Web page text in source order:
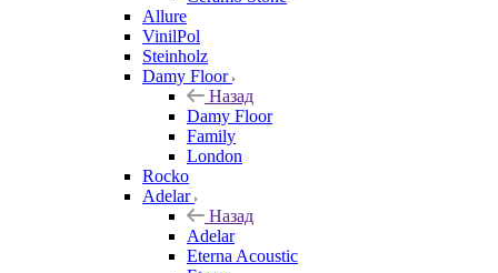
Allure
VinilPol
Steinholz
Damy Floor
Назад
Damy Floor
Family
London
Rocko
Adelar
Назад
Adelar
Eterna Acoustic